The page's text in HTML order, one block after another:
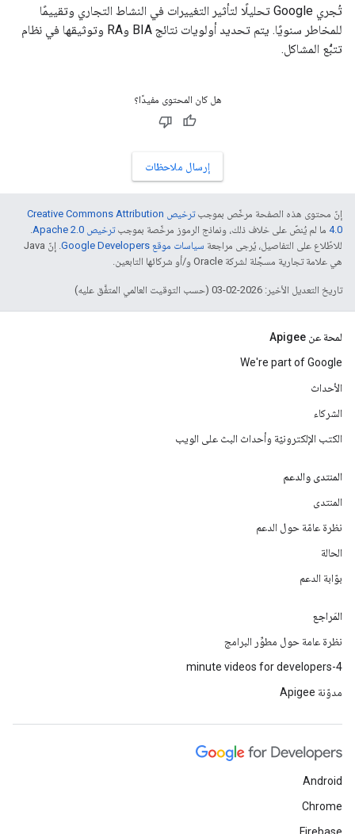
تُجري Google تحليلًا لتأثير التغييرات في النشاط التجاري وتقييمًا
للمخاطر سنويًا. يتم تحديد أولويات نتائج BIA وRA وتوثيقها في نظام
تتبُّع المشاكل.
هل كان المحتوى مفيدًا؟
إرسال ملاحظات
إنّ محتوى هذه الصفحة مرخّص بموجب
ترخيص Creative Commons Attribution
4.0‏ ما لم يُنصّ على خلاف ذلك، ونماذج الرموز مرخّصة بموجبترخيص Apache 2.0‏
.
للاطّلاع على التفاصيل، يُرجى مراجعة سياسات موقع Google Developers‏
. إنّ Java
هي علامة تجارية مسجَّلة لشركة Oracle و/أو شركائها التابعين.
تاريخ التعديل الأخير: 2026-02-03 (حسب التوقيت العالمي المتفَّق عليه)
لمحة عن Apigee
We're part of Google
الأحداث
الشركاء
الكتب الإلكترونيّة وأحداث البث على الويب
المنتدى والدعم
المنتدى
نظرة عامّة حول الدعم
الحالة
بوّابة الدعم
المَراجع
نظرة عامة حول مطوِّر البرامج
4-minute videos for developers
مدوّنة Apigee
Android
Chrome